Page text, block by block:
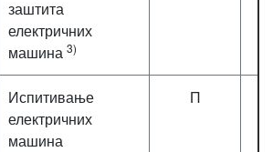
заштита
електричних
машина 3)
Испитивање
електричних
машина
П